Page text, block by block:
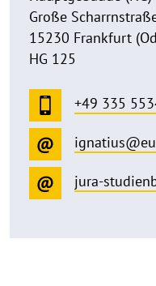
Große
15230 Frankfurt
HG 125
+49 335
jura-